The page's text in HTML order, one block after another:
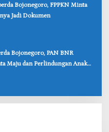
Bojonegoro, FPPKN Minta
Jadi Dokumen
Bojonegoro, PAN BNR
Maju dan Perlindungan Anak